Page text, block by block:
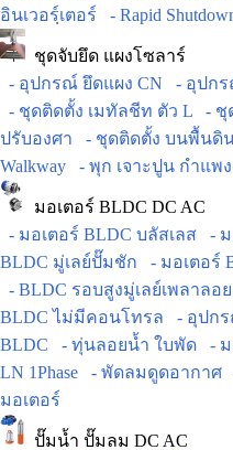
อินเวอร์ฺเตอร์
- Rapid
ชุดจับยึด แผงโซลาร์
- อุปกรณ์ ยึดแผง CN
- อุปกร
- ชุดติดตั้ง เมทัลชีท ตัว L
- ชุ
ปรับองศา
- ชุดติดตั้ง บนพื้นดิ
Walkway
- พุก เจาะปูน กำแพง
มอเตอร์ BLDC DC AC
- มอเตอร์ BLDC บลัสเลส
-
BLDC มู่เลย์ปั๊มชัก
- มอเตอร์
- BLDC รอบสูงมู่เลย์เพลาลอย
BLDC ไม่มีคอนโทรล
- อุปก
BLDC
- ทุ่นลอยน้ำ ใบพัด
-
LN 1Phase
- พัดลมดูดอากาศ
มอเตอร์
ปั๊มน้ำ ปั๊มลม DC AC